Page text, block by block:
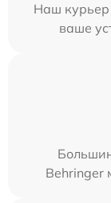
Наш курьер
ваше
Behringer